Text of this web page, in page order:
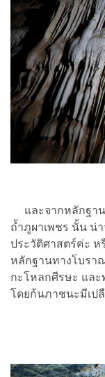
และจากหลักฐา
ถ้ำภูผาเพชร นั้น น่
ประวัติศาสตร์ค่ะ ห
หลักฐานทางโบร
กะโหลกศีรษะ และ
โดยก้นภาชนะมีเป